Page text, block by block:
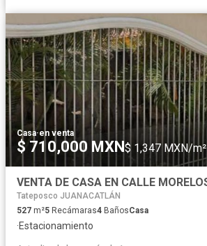
Casa·en venta
$ 710,000 MXN$ 1,347 MXN/m²
Tateposco JUANACATLÁN
527 m²5 Recámaras4 BañosCasa
·Estacionamiento